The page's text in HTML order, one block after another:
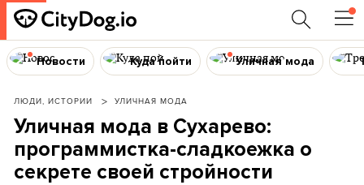
Новости Куда пойти Уличная мода
ЛЮДИ, ИСТОРИИ УЛИЧНАЯ МОДА
Уличная мода в Сухарево:
программистка-сладкоежка о
секрете своей стройности